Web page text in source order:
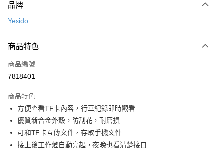
信用卡一次付款
LINE Pay
Apple Pay
悠遊付
ATM付款
運送方式
品牌
Yesido
商品特色
商品編號
7818401
商品特色
方便查看TF卡內容，行車紀錄即時觀看
優質新合金外殼，防刮花，耐磨損
可和TF卡互傳文件，存取手機文件
接上後工作燈自動亮起，夜晚也看清楚接口